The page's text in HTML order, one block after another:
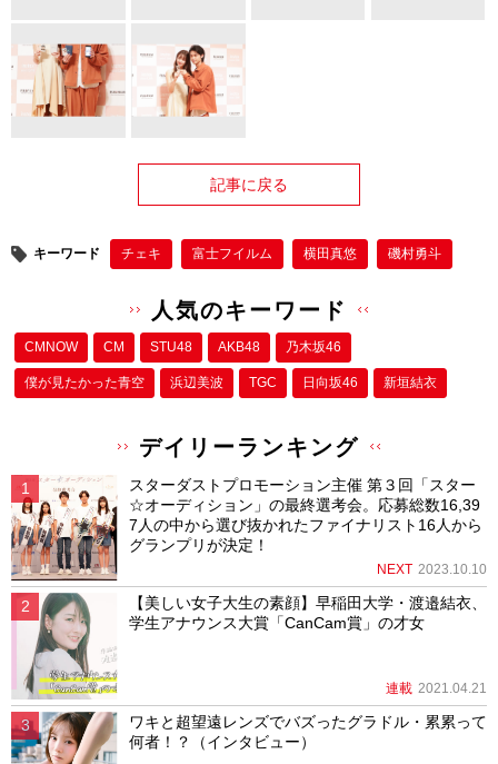
記事に戻る
キーワード チェキ 富士フイルム 横田真悠 磯村勇斗
人気のキーワード
CMNOW CM STU48 AKB48 乃木坂46
僕が⾒たかった⻘空 浜辺美波 TGC 日向坂46 新垣結衣
デイリーランキング
スターダストプロモーション主催 第３回「スター
☆オーディション」の最終選考会。応募総数16,39
7人の中から選び抜かれたファイナリスト16人から
グランプリが決定！
NEXT 2023.10.10
【美しい女子大生の素顔】早稲田大学・渡邉結衣、
学生アナウンス大賞「CanCam賞」の才女
連載 2021.04.21
ワキと超望遠レンズでバズったグラドル・累累って
何者！？（インタビュー）